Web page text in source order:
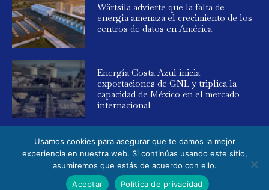
Wärtsilä advierte que la falta de
energía amenaza el crecimiento de los
centros de datos en América
Energía Costa Azul inicia
exportaciones de GNL y triplica la
capacidad de México en el mercado
internacional
© 2025 Global Energy. Todos los derechos reservados. Powered by
Usamos cookies para asegurar que te damos la mejor
experiencia en nuestra web. Si continúas usando este sitio,
asumiremos que estás de acuerdo con ello.
Aceptar
Política de privacidad